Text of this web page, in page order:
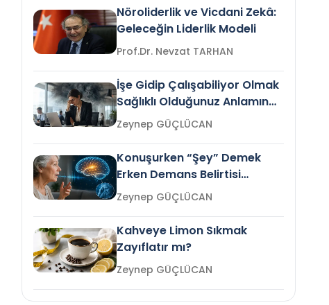
Nöroliderlik ve Vicdani Zekâ:
Geleceğin Liderlik Modeli
Prof.Dr. Nevzat TARHAN
İşe Gidip Çalışabiliyor Olmak
Sağlıklı Olduğunuz Anlamına
Gelir mi?Zeynep GÜÇLÜCAN
Konuşurken “Şey” Demek
Erken Demans Belirtisi
Olabilir mi?Zeynep GÜÇLÜCAN
Kahveye Limon Sıkmak
Zayıflatır mı?
Zeynep GÜÇLÜCAN